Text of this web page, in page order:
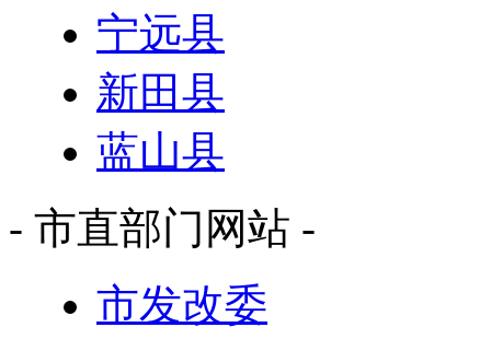
宁远县
新田县
蓝山县
- 市直部门网站 -
市发改委